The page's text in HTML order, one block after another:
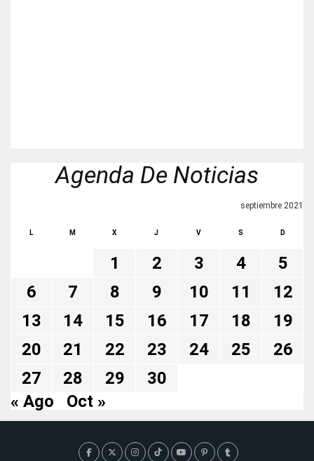
Agenda De Noticias
septiembre 2021
L M X J V S D
1 2 3 4
5
6
7 8 9 10 11
12
13
14 15 16 17 18
19
20
21 22 23 24 25
26
27
28 29
30
« Ago
Oct »